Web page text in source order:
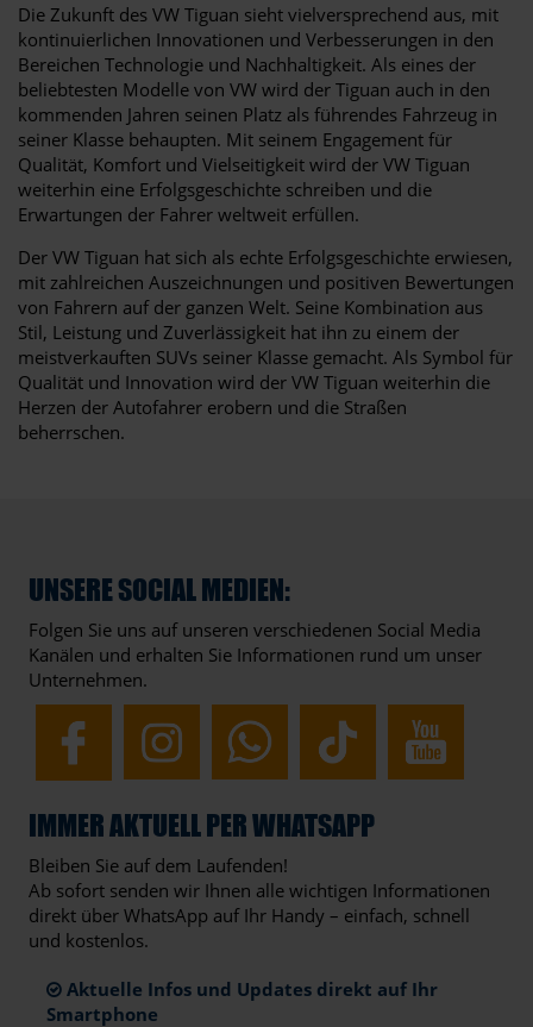
Die Zukunft des VW Tiguan sieht vielversprechend aus, mit
kontinuierlichen Innovationen und Verbesserungen in den
Bereichen Technologie und Nachhaltigkeit. Als eines der
beliebtesten Modelle von VW wird der Tiguan auch in den
kommenden Jahren seinen Platz als führendes Fahrzeug in
seiner Klasse behaupten. Mit seinem Engagement für
Qualität, Komfort und Vielseitigkeit wird der VW Tiguan
weiterhin eine Erfolgsgeschichte schreiben und die
Erwartungen der Fahrer weltweit erfüllen.
Der VW Tiguan hat sich als echte Erfolgsgeschichte erwiesen,
mit zahlreichen Auszeichnungen und positiven Bewertungen
von Fahrern auf der ganzen Welt. Seine Kombination aus
Stil, Leistung und Zuverlässigkeit hat ihn zu einem der
meistverkauften SUVs seiner Klasse gemacht. Als Symbol für
Qualität und Innovation wird der VW Tiguan weiterhin die
Herzen der Autofahrer erobern und die Straßen
beherrschen.
UNSERE SOCIAL MEDIEN:
Folgen Sie uns auf unseren verschiedenen Social Media
Kanälen und erhalten Sie Informationen rund um unser
Unternehmen.
IMMER AKTUELL PER WHATSAPP
Bleiben Sie auf dem Laufenden!
Ab sofort senden wir Ihnen alle wichtigen Informationen
direkt über WhatsApp auf Ihr Handy – einfach, schnell
und kostenlos.
Aktuelle Infos und Updates direkt auf Ihr
Smartphone